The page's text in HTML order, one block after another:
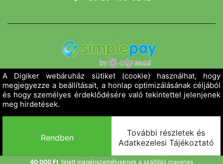
Copyright 2019 - 2026. Borsod Agroker Zrt.
Powered by Adamante
40 000 Ft felett magánszemélyeknek a szállítás ingyenes